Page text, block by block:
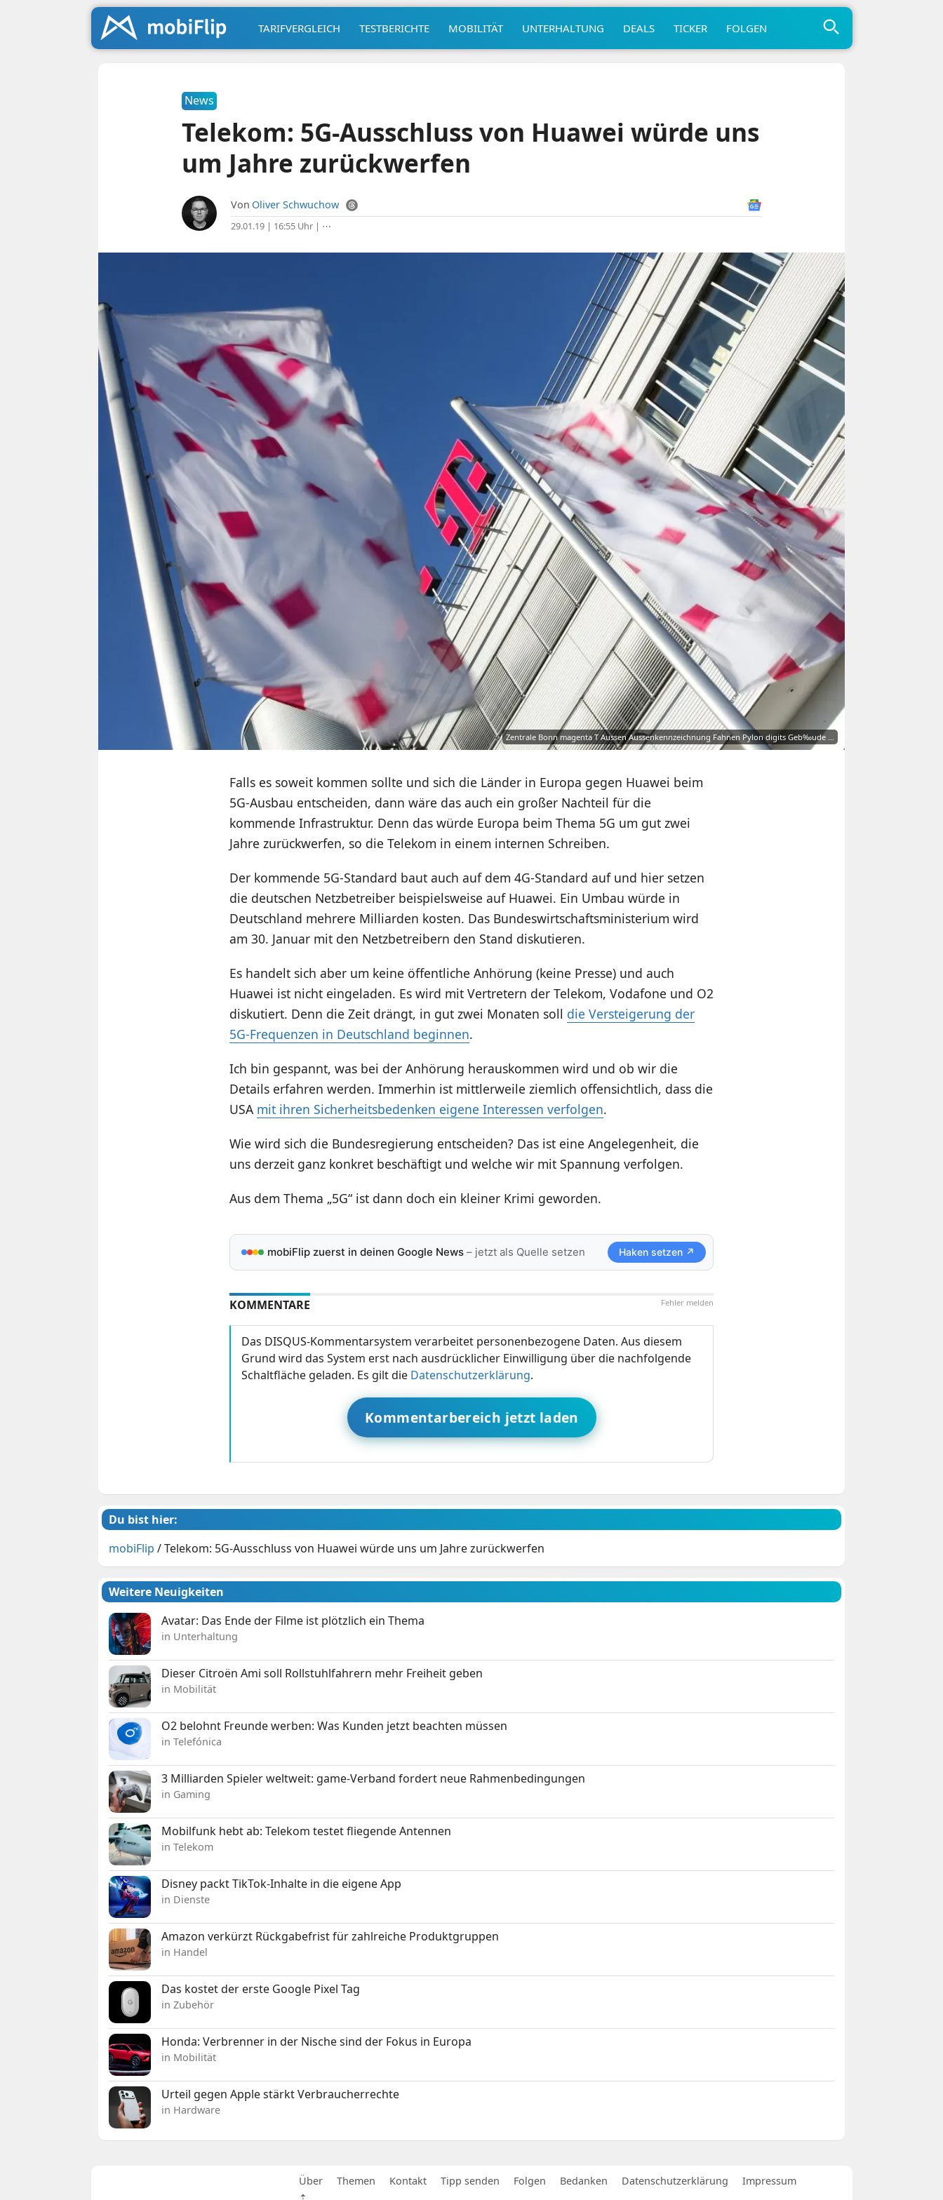
TARIFVERGLEICH TESTBERICHTE MOBILITÄT UNTERHALTUNG DEALS TICKER FOLGEN
News
Telekom: 5G-Ausschluss von Huawei würde uns
um Jahre zurückwerfen
Von Oliver Schwuchow
29.01.19 | 16:55 Uhr| ⋯
Zentrale Bonn magenta T Aussen Aussenkennzeichnung Fahnen Pylon digits Geb‰ude …
Falls es soweit kommen sollte und sich die Länder in Europa gegen Huawei beim
5G-Ausbau entscheiden, dann wäre das auch ein großer Nachteil für die
kommende Infrastruktur. Denn das würde Europa beim Thema 5G um gut zwei
Jahre zurückwerfen, so die Telekom in einem internen Schreiben.
Der kommende 5G-Standard baut auch auf dem 4G-Standard auf und hier setzen
die deutschen Netzbetreiber beispielsweise auf Huawei. Ein Umbau würde in
Deutschland mehrere Milliarden kosten. Das Bundeswirtschaftsministerium wird
am 30. Januar mit den Netzbetreibern den Stand diskutieren.
Es handelt sich aber um keine öffentliche Anhörung (keine Presse) und auch
Huawei ist nicht eingeladen. Es wird mit Vertretern der Telekom, Vodafone und O2
diskutiert. Denn die Zeit drängt, in gut zwei Monaten soll die Versteigerung der
5G-Frequenzen in Deutschland beginnen.
Ich bin gespannt, was bei der Anhörung herauskommen wird und ob wir die
Details erfahren werden. Immerhin ist mittlerweile ziemlich offensichtlich, dass die
USA mit ihren Sicherheitsbedenken eigene Interessen verfolgen.
Wie wird sich die Bundesregierung entscheiden? Das ist eine Angelegenheit, die
uns derzeit ganz konkret beschäftigt und welche wir mit Spannung verfolgen.
Aus dem Thema „5G“ ist dann doch ein kleiner Krimi geworden.
mobiFlip zuerst in deinen Google News– jetzt als Quelle setzen Haken setzen ↗
Fehler melden
KOMMENTARE
Das DISQUS-Kommentarsystem verarbeitet personenbezogene Daten. Aus diesem
Grund wird das System erst nach ausdrücklicher Einwilligung über die nachfolgende
Schaltfläche geladen. Es gilt die Datenschutzerklärung.
Kommentarbereich jetzt laden
Du bist hier:
mobiFlip /Telekom: 5G-Ausschluss von Huawei würde uns um Jahre zurückwerfen
Weitere Neuigkeiten
Avatar: Das Ende der Filme ist plötzlich ein Thema
in Unterhaltung
Dieser Citroën Ami soll Rollstuhlfahrern mehr Freiheit geben
in Mobilität
O2 belohnt Freunde werben: Was Kunden jetzt beachten müssen
in Telefónica
3 Milliarden Spieler weltweit: game-Verband fordert neue Rahmenbedingungen
in Gaming
Mobilfunk hebt ab: Telekom testet fliegende Antennen
in Telekom
Disney packt TikTok-Inhalte in die eigene App
in Dienste
Amazon verkürzt Rückgabefrist für zahlreiche Produktgruppen
in Handel
Das kostet der erste Google Pixel Tag
in Zubehör
Honda: Verbrenner in der Nische sind der Fokus in Europa
in Mobilität
Urteil gegen Apple stärkt Verbraucherrechte
in Hardware
Über Themen Kontakt Tipp senden Folgen Bedanken Datenschutzerklärung
Impressum